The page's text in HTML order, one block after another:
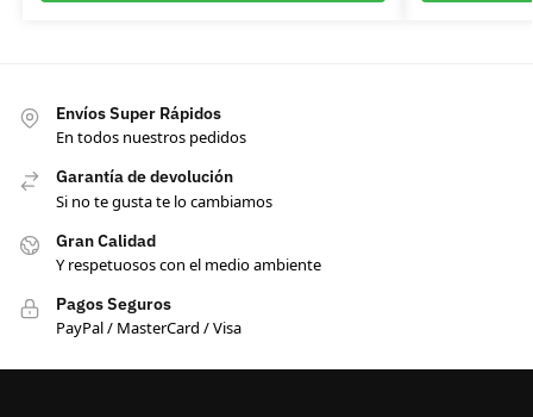
Envíos Super Rápidos
En todos nuestros pedidos
Garantía de devolución
Si no te gusta te lo cambiamos
Gran Calidad
Y respetuosos con el medio ambiente
Pagos Seguros
PayPal / MasterCard / Visa